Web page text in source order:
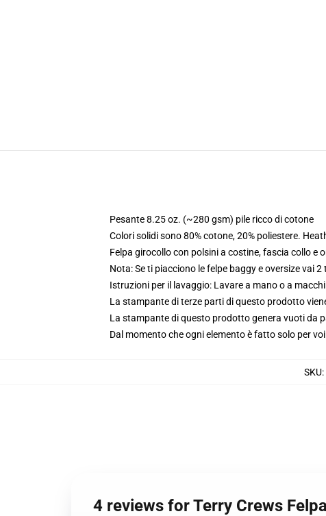
Pesante 8.25 oz. (~280 gsm) pile ricco di cotone
Colori solidi sono 80% cotone, 20% poliestere.
Felpa girocollo con polsini a costine, fascia collo e
Nota: Se ti piacciono le felpe baggy e oversize vai 2
Istruzioni per il lavaggio: Lavare a mano o a
La stampante di terze parti di questo prodotto
La stampante di questo prodotto genera vuoti da
Dal momento che ogni elemento è fatto solo per
SKU:
4 reviews for Terry Crews